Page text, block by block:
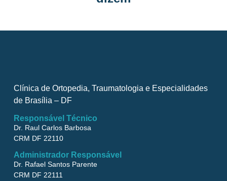
Clínica de Ortopedia, Traumatologia e Especialidades
de Brasília – DF
Responsável Técnico
Dr. Raul Carlos Barbosa
CRM DF 22110
Administrador Responsável
Dr. Rafael Santos Parente
CRM DF 22111